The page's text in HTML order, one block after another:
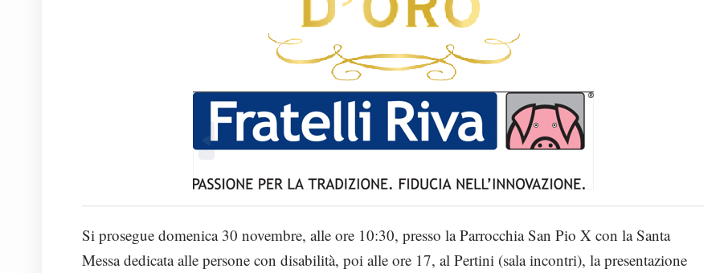
Si prosegue domenica 30 novembre, alle ore 10:30, presso la Parrocchia San Pio X con la Santa
Messa dedicata alle persone con disabilità, poi alle ore 17, al Pertini (sala incontri), la presentazione